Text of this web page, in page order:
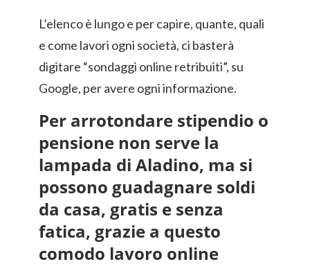
L’elenco è lungo e per capire, quante, quali
e come lavori ogni società, ci basterà
digitare “sondaggi online retribuiti”, su
Google, per avere ogni informazione.
Per arrotondare stipendio o
pensione non serve la
lampada di Aladino, ma si
possono guadagnare soldi
da casa, gratis e senza
fatica, grazie a questo
comodo lavoro online